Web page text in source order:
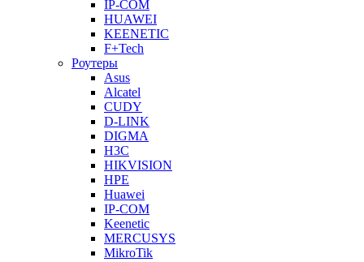
IP-COM
HUAWEI
KEENETIC
F+Tech
Роутеры
Asus
Alcatel
CUDY
D-LINK
DIGMA
H3C
HIKVISION
HPE
Huawei
IP-COM
Keenetic
MERCUSYS
MikroTik